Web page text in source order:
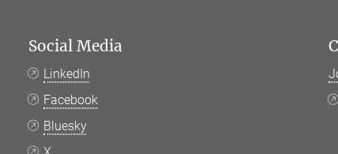
Social Media
LinkedIn
Facebook
Bluesky